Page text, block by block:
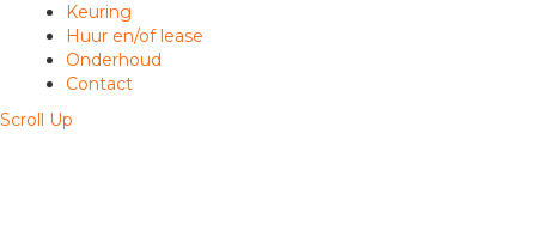
Keuring
Huur en/of lease
Onderhoud
Contact
Scroll Up